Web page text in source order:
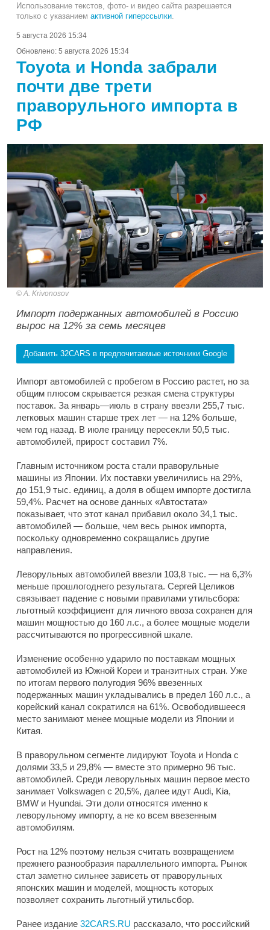
Использование текстов, фото- и видео сайта разрешается
только с указанием активной гиперссылки
5 августа 2026 15:34
Обновлено: 5 августа 2026 15:34
Toyota и Honda забрали
почти две трети
праворульного импорта в
РФ
A. Krivonosov
Импорт подержанных автомобилей в Россию
вырос на 12% за семь месяцев
Добавить 32CARS в предпочитаемые источники Google
Импорт автомобилей с пробегом в Россию растет, но за
общим плюсом скрывается резкая смена структуры
поставок. За январь—июль в страну ввезли 255,7 тыс.
легковых машин старше трех лет — на 12% больше,
чем год назад. В июле границу пересекли 50,5 тыс.
автомобилей, прирост составил 7%.
Главным источником роста стали праворульные
машины из Японии. Их поставки увеличились на 29%,
до 151,9 тыс. единиц, а доля в общем импорте достигла
59,4%. Расчет на основе данных «Автостата»
показывает, что этот канал прибавил около 34,1 тыс.
автомобилей — больше, чем весь рынок импорта,
поскольку одновременно сокращались другие
направления.
Леворульных автомобилей ввезли 103,8 тыс. — на 6,3%
меньше прошлогоднего результата. Сергей Целиков
связывает падение с новыми правилами утильсбора:
льготный коэффициент для личного ввоза сохранен для
машин мощностью до 160 л.с., а более мощные модели
рассчитываются по прогрессивной шкале.
Изменение особенно ударило по поставкам мощных
автомобилей из Южной Кореи и транзитных стран. Уже
по итогам первого полугодия 96% ввезенных
подержанных машин укладывались в предел 160 л.с., а
корейский канал сократился на 61%. Освободившееся
место занимают менее мощные модели из Японии и
Китая.
В праворульном сегменте лидируют Toyota и Honda с
долями 33,5 и 29,8% — вместе это примерно 96 тыс.
автомобилей. Среди леворульных машин первое место
занимает Volkswagen с 20,5%, далее идут Audi, Kia,
BMW и Hyundai. Эти доли относятся именно к
леворульному импорту, а не ко всем ввезенным
автомобилям.
Рост на 12% поэтому нельзя считать возвращением
прежнего разнообразия параллельного импорта. Рынок
стал заметно сильнее зависеть от праворульных
японских машин и моделей, мощность которых
позволяет сохранить льготный утильсбор.
Ранее издание 32CARS.RU рассказало, что российский